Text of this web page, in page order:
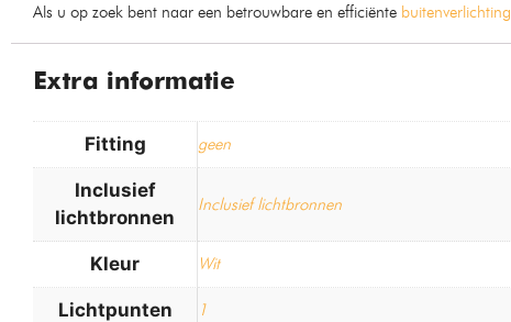
Als u op zoek bent naar een betrouwbare en efficiënte buitenverlichting
Extra informatie
Fitting geen
Inclusief
lichtbronnen
Inclusief lichtbronnen
Kleur Wit
Lichtpunten 1